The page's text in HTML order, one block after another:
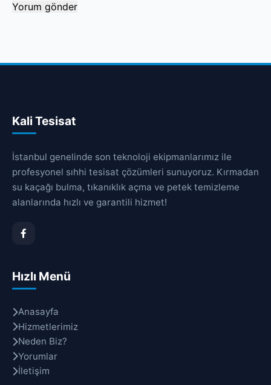
Kali Tesisat
İstanbul genelinde son teknoloji ekipmanlarımız ile
profesyonel sıhhi tesisat çözümleri sunuyoruz. Kırmadan
su kaçağı bulma, tıkanıklık açma ve petek temizleme
alanlarında hızlı ve garantili hizmet!
Hızlı Menü
Anasayfa
Hizmetlerimiz
Neden Biz?
Yorumlar
İletişim